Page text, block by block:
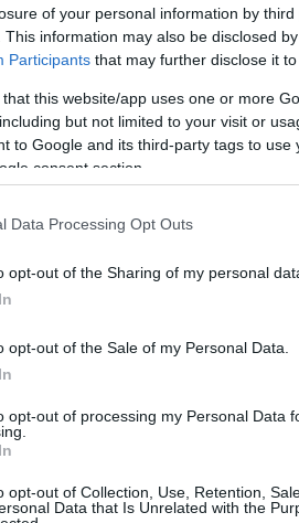
of your personal information by third
This information may also be disclosed
Participants that may further disclose it
that this website/app uses one or more
but not limited to your visit or
to Google and its third-party tags to
consent section.
Data Processing Opt Outs
opt-out of the Sharing of my personal
opt-out of the Sale of my Personal Data.
opt-out of processing my Personal Data
opt-out of Collection, Use, Retention,
Data that Is Unrelated with the
kiváló orvosi kezelést
állnak vele, és
gyűjtjük a helyzettel
ahol úszók és nem úszók